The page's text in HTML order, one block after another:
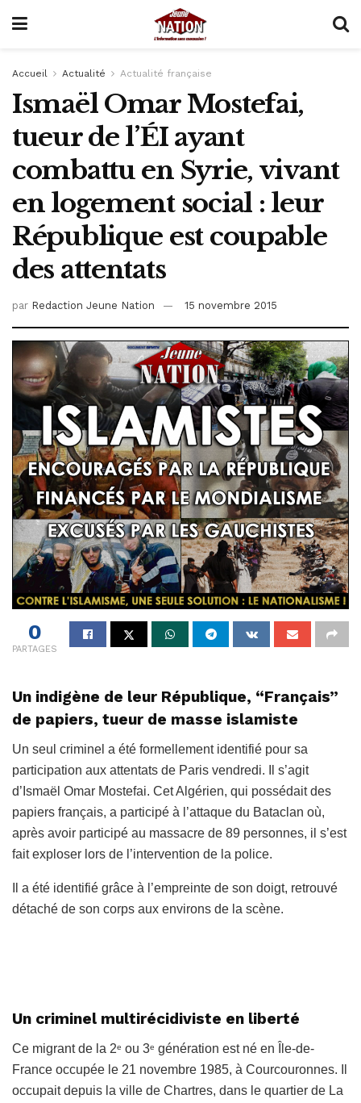
Accueil Actualité Actualité française
Ismaël Omar Mostefai,
tueur de l’ÉI ayant
combattu en Syrie, vivant
en logement social : leur
République est coupable
des attentats
par Redaction Jeune Nation 15 novembre 2015
0
PARTAGES
Un indigène de leur République, “Français”
de papiers, tueur de masse islamiste
Un seul criminel a été formellement identifié pour sa
participation aux attentats de Paris vendredi. Il s’agit
d’Ismaël Omar Mostefai. Cet Algérien, qui possédait des
papiers français, a participé à l’attaque du Bataclan où,
après avoir participé au massacre de 89 personnes, il s’est
fait exploser lors de l’intervention de la police.
Il a été identifié grâce à l’empreinte de son doigt, retrouvé
détaché de son corps aux environs de la scène.
Un criminel multirécidiviste en liberté
Ce migrant de la 2e ou 3e génération est né en
Île-de-
France occupée le 21 novembre 1985, à Courcouronnes. Il
occupait depuis la ville de Chartres, dans le quartier de La